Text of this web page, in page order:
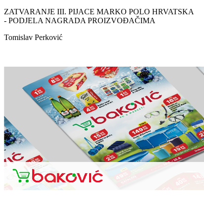
ZATVARANJE III. PIJACE MARKO POLO HRVATSKA
- PODJELA NAGRADA PROIZVOĐAČIMA
Tomislav Perković